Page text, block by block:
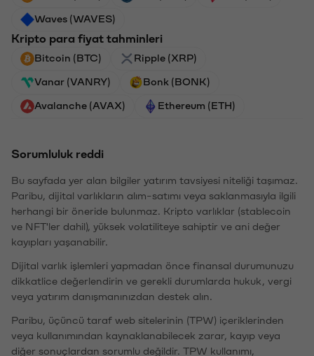
Waves (WAVES)
Kripto para fiyat tahminleri
Bitcoin (BTC) Ripple (XRP)
Vanar (VANRY) Bonk (BONK)
Avalanche (AVAX) Ethereum (ETH)
Sorumluluk reddi
Bu sayfada yer alan bilgiler yatırım tavsiyesi niteliği taşımaz.
Paribu, dijital varlıkların alım-satımı veya saklanmasıyla ilgili
herhangi bir öneride bulunmaz. Kripto varlıklar (stablecoin
ve NFT'ler dahil), yüksek volatiliteye sahiptir ve ani değer
kayıpları yaşanabilir.
Dijital varlık işlemleri yapmadan önce finansal durumunuzu
dikkatlice değerlendirin ve gerekli durumlarda hukuk, vergi
veya yatırım danışmanınızdan destek alın.
Paribu, üçüncü taraf web sitelerinin (TPW) içeriklerinden
veya kullanımından kaynaklanabilecek zarar, kayıp veya
diğer sonuçlardan sorumlu değildir. TPW kullanımı,